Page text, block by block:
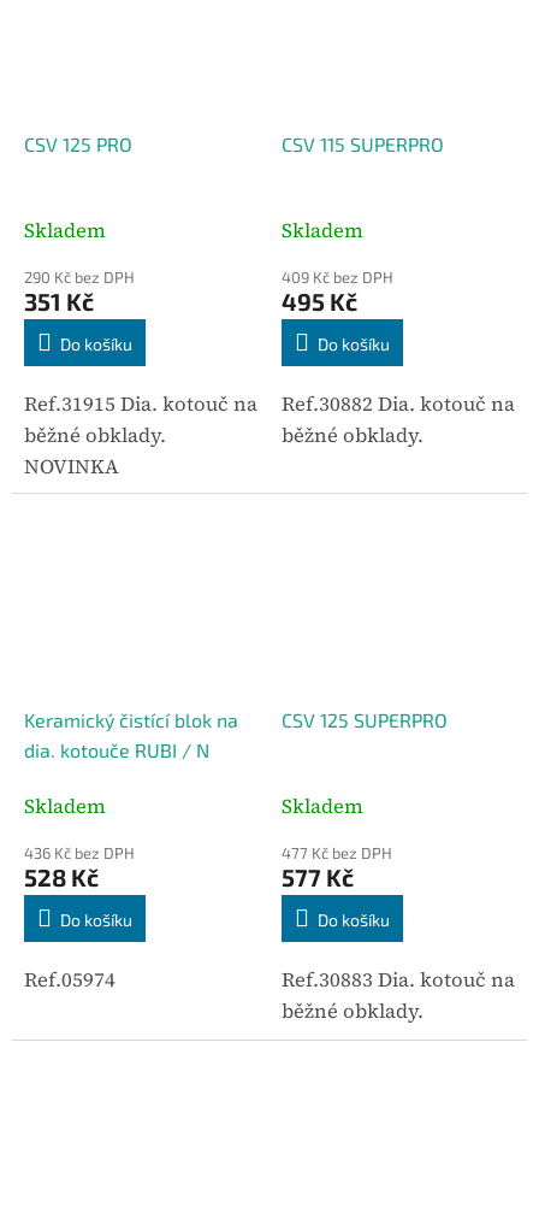
CSV 125 PRO
Skladem
290 Kč bez DPH
351 Kč
Do košíku
Ref.31915 Dia. kotouč na
běžné obklady.
NOVINKA
CSV 115 SUPERPRO
Skladem
409 Kč bez DPH
495 Kč
Do košíku
Ref.30882 Dia. kotouč na
běžné obklady.
Keramický čistící blok na
dia. kotouče RUBI / N
Skladem
436 Kč bez DPH
528 Kč
Do košíku
Ref.05974
CSV 125 SUPERPRO
Skladem
477 Kč bez DPH
577 Kč
Do košíku
Ref.30883 Dia. kotouč na
běžné obklady.